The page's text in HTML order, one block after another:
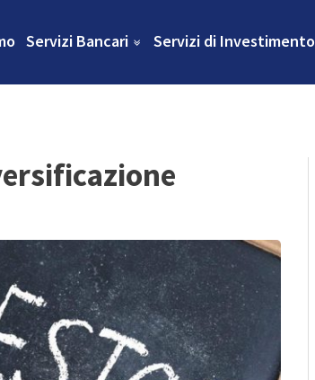
Servizi Bancari Servizi di Investimento